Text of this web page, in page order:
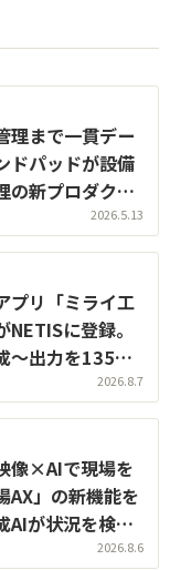
理まで一貫デー
ドパッドが設備
の新プロダクト
」を提供開始2026.5.13
プリ「ミライ工
に登録。
〜出力を135分
2026.8.7
像×AIで現場を
AX」の新機能を
AIが状況を検知
テキストで検索
2026.8.6